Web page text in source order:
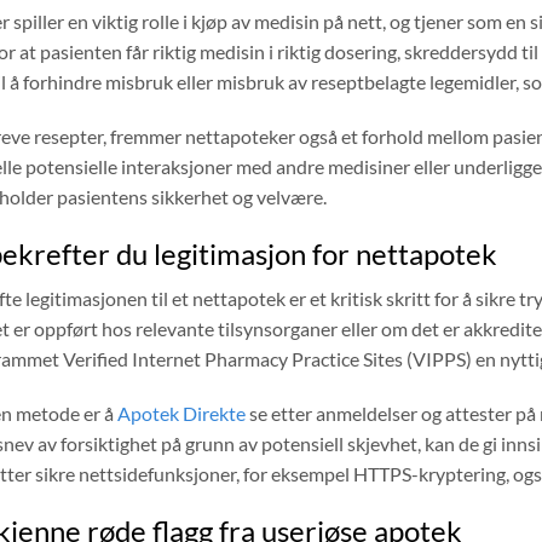
spiller en viktig rolle i kjøp av medisin på nett, og tjener som
at pasienten får riktig medisin i riktig dosering, skreddersydd
forhindre misbruk eller misbruk av reseptbelagte legemidler,
resepter, fremmer nettapoteker også et forhold mellom
potensielle interaksjoner med andre medisiner eller
pasientens sikkerhet og velvære.
du legitimasjon for nettapotek
legitimasjonen til et nettapotek er et kritisk skritt for å sikre
er oppført hos relevante tilsynsorganer eller om det er
Verified Internet Pharmacy Practice Sites (VIPPS) en
metode er å Apotek Direktese etter anmeldelser og attester
av forsiktighet på grunn av potensiell skjevhet, kan de gi
sikre nettsidefunksjoner, for eksempel HTTPS-kryptering,
røde flagg fra useriøse apotek